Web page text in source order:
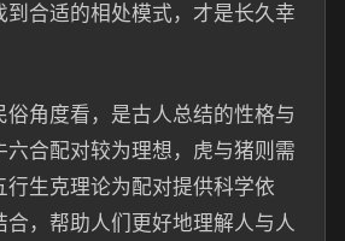
到合适的相处模式，才是长久幸
俗角度看，是古人总结的性格与
六合配对较为理想，虎与猪则需
行生克理论为配对提供科学依
合，帮助人们更好地理解人与人